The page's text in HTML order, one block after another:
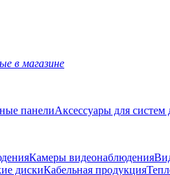
в магазине
панелиАксессуары для
Камеры видеонаблюдения
дискиКабельная продукция